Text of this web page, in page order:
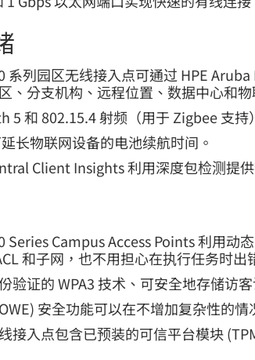
列园区无线接入点可通过 HPE
、分支机构、远程位置、数据中心和
和 802.15.4 射频（用于 Zigbee 支
长物联网设备的电池续航时间。
Client Insights 利用深度包检测提
Campus Access Points 利用动
和子网，也不用担心在执行任务时出
验证的 WPA3 技术、可安全地存储访
安全功能可以在不增加复杂性的
接入点包含已预装的可信平台模块